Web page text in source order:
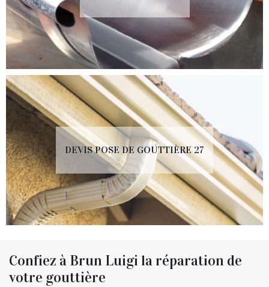
DEVIS POSE DE GOUTTIÈRE 27
Confiez à Brun Luigi la réparation de
votre gouttière